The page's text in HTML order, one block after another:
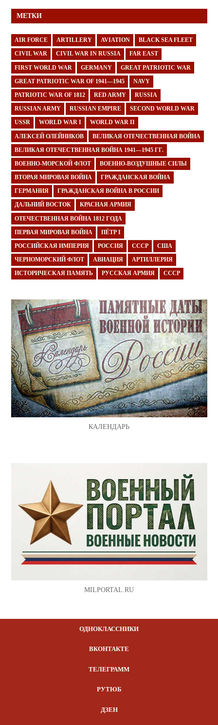
МЕТКИ
AIR FORCE ARTILLERY AVIATION BLACK SEA FLEET
CIVIL WAR CIVIL WAR IN RUSSIA FAR EAST
FIRST WORLD WAR GERMANY GREAT PATRIOTIC WAR
GREAT PATRIOTIC WAR OF 1941—1945 NAVY
PATRIOTIC WAR OF 1812 RED ARMY RUSSIA
RUSSIAN ARMY RUSSIAN EMPIRE SECOND WORLD WAR
USSR WORLD WAR I WORLD WAR II
АЛЕКСЕЙ ОЛЕЙНИКОВ ВЕЛИКАЯ ОТЕЧЕСТВЕННАЯ ВОЙНА
ВЕЛИКАЯ ОТЕЧЕСТВЕННАЯ ВОЙНА 1941—1945 ГГ.
ВОЕННО-МОРСКОЙ ФЛОТ ВОЕННО-ВОЗДУШНЫЕ СИЛЫ
ВТОРАЯ МИРОВАЯ ВОЙНА ГРАЖДАНСКАЯ ВОЙНА
ГЕРМАНИЯ ГРАЖДАНСКАЯ ВОЙНА В РОССИИ
ДАЛЬНИЙ ВОСТОК КРАСНАЯ АРМИЯ
ОТЕЧЕСТВЕННАЯ ВОЙНА 1812 ГОДА
ПЕРВАЯ МИРОВАЯ ВОЙНА ПЁТР I
РОССИЙСКАЯ ИМПЕРИЯ РОССИЯ СССР США
ЧЕРНОМОРСКИЙ ФЛОТ АВИАЦИЯ АРТИЛЛЕРИЯ
ИСТОРИЧЕСКАЯ ПАМЯТЬ РУССКАЯ АРМИЯ СССР
КАЛЕНДАРЬ
MILPORTAL.RU
ОДНОКЛАССНИКИ
ВКОНТАКТЕ
ТЕЛЕГРАММ
РУТЮБ
ДЗЕН